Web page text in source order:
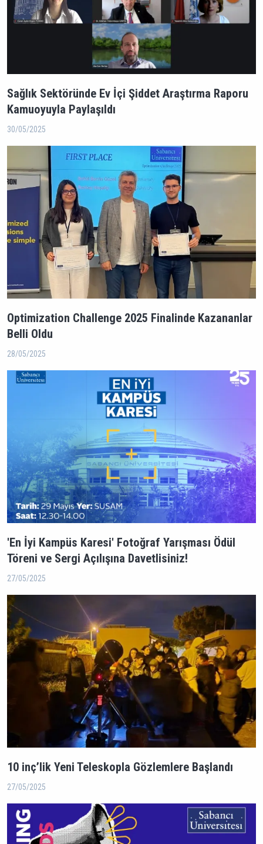
Sağlık Sektöründe Ev İçi Şiddet Araştırma Raporu
Kamuoyuyla Paylaşıldı
30/05/2025
Optimization Challenge 2025 Finalinde Kazananlar
Belli Oldu
28/05/2025
'En İyi Kampüs Karesi' Fotoğraf Yarışması Ödül
Töreni ve Sergi Açılışına Davetlisiniz!
27/05/2025
10 inç’lik Yeni Teleskopla Gözlemlere Başlandı
27/05/2025